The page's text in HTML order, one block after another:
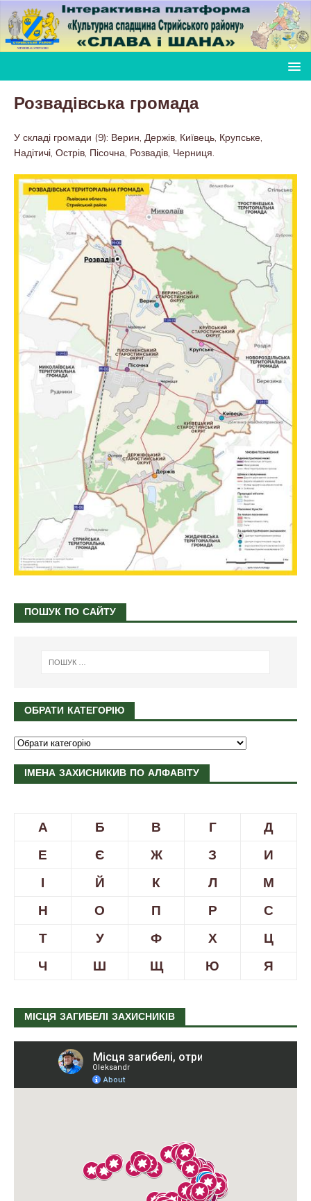
Розвадівська громада
У складі громади (9): Верин, Держів, Київець, Крупське,
Надітичі, Острів, Пісочна, Розвадів, Черниця.
ПОШУК ПО САЙТУ
ОБРАТИ КАТЕГОРІЮ
ІМЕНА ЗАХИСНИКИВ ПО АЛФАВІТУ
А Б В Г
Д
Е
Є Ж З
И
І
Й К Л
М
Н
О П Р
С
Т
У Ф Х
Ц
Ч
Ш Щ Ю Я
МІСЦЯ ЗАГИБЕЛІ ЗАХИСНИКІВ